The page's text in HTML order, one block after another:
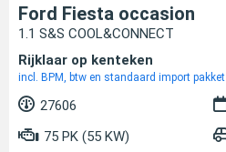
Ford Fiesta occasion
1.1 S&S COOL&CONNECT
Rijklaar op kenteken
incl. BPM, btw en standaard import pakket
27606
75 PK (55 KW)